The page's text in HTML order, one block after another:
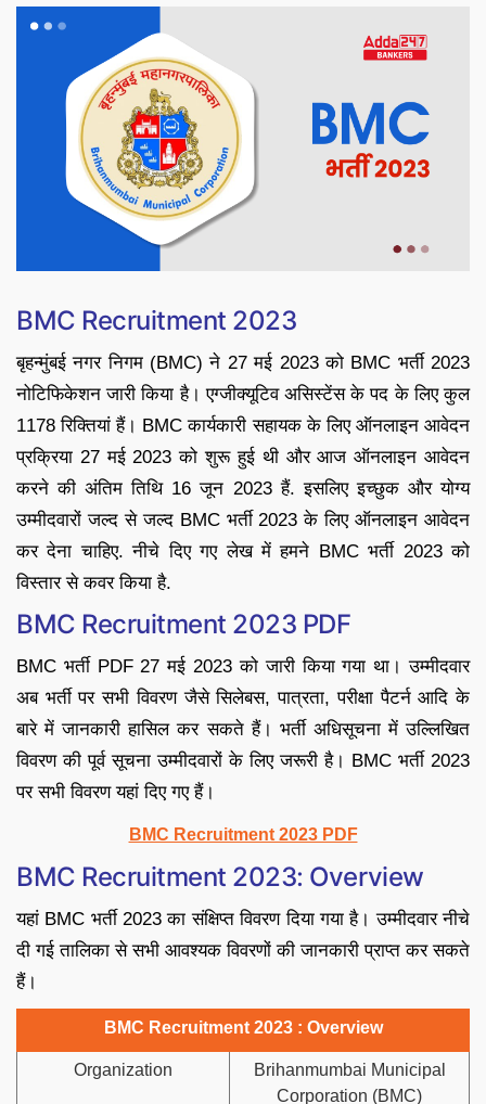
BMC Recruitment 2023
बृहन्मुंबई नगर निगम (BMC) ने 27 मई 2023 को BMC भर्ती 2023
नोटिफिकेशन जारी किया है। एग्जीक्यूटिव असिस्टेंस के पद के लिए कुल
1178 रिक्तियां हैं। BMC कार्यकारी सहायक के लिए ऑनलाइन आवेदन
प्रक्रिया 27 मई 2023 को शुरू हुई थी और आज ऑनलाइन आवेदन
करने की अंतिम तिथि 16 जून 2023 हैं. इसलिए इच्छुक और योग्य
उम्मीदवारों जल्द से जल्द BMC भर्ती 2023 के लिए ऑनलाइन आवेदन
कर देना चाहिए. नीचे दिए गए लेख में हमने BMC भर्ती 2023 को
विस्तार से कवर किया है.
BMC Recruitment 2023 PDF
BMC भर्ती PDF 27 मई 2023 को जारी किया गया था। उम्मीदवार
अब भर्ती पर सभी विवरण जैसे सिलेबस, पात्रता, परीक्षा पैटर्न आदि के
बारे में जानकारी हासिल कर सकते हैं। भर्ती अधिसूचना में उल्लिखित
विवरण की पूर्व सूचना उम्मीदवारों के लिए जरूरी है। BMC भर्ती 2023
पर सभी विवरण यहां दिए गए हैं।
BMC Recruitment 2023 PDF
BMC Recruitment 2023: Overview
यहां BMC भर्ती 2023 का संक्षिप्त विवरण दिया गया है। उम्मीदवार नीचे
दी गई तालिका से सभी आवश्यक विवरणों की जानकारी प्राप्त कर सकते
हैं।
BMC Recruitment 2023 : Overview
Organization
Brihanmumbai Municipal
Corporation (BMC)